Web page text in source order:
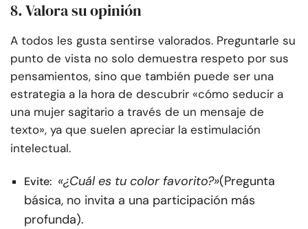
8. Valora su opinión
A todos les gusta sentirse valorados. Preguntarle su
punto de vista no solo demuestra respeto por sus
pensamientos, sino que también puede ser una
estrategia a la hora de descubrir «cómo seducir a
una mujer sagitario a través de un mensaje de
texto», ya que suelen apreciar la estimulación
intelectual.
Evite: «¿Cuál es tu color favorito?»(Pregunta
básica, no invita a una participación más
profunda).